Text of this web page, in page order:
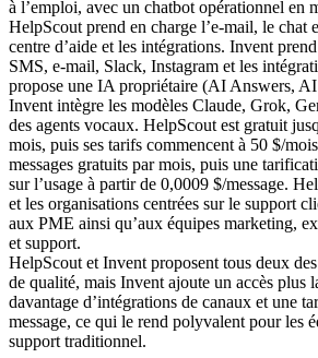
HelpScout et Invent proposent tous deux
de qualité, mais Invent ajoute un accès plus
davantage d’intégrations de canaux et une
message, ce qui le rend polyvalent pour les
support traditionnel.